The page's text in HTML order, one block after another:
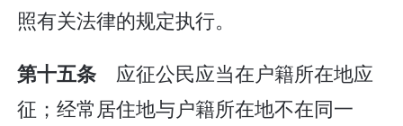
照有关法律的规定执行。
第十五条 应征公民应当在户籍所在地应
征；经常居住地与户籍所在地不在同一